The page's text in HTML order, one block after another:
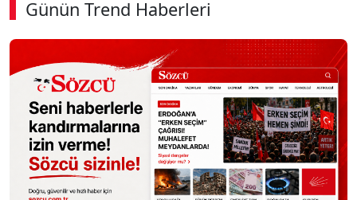
Günün Trend Haberleri